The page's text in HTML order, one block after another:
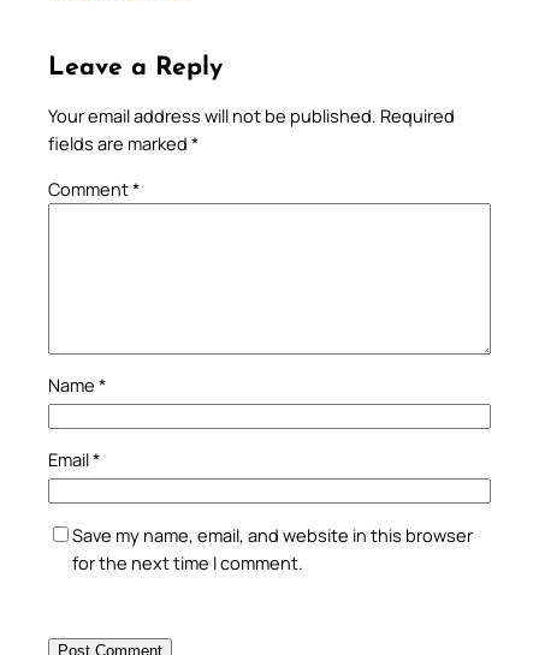
Leave a Reply
Your email address will not be published. Required
fields are marked *
Comment*
Name *
Email*
Save my name, email, and website in this browser
for the next time I comment.